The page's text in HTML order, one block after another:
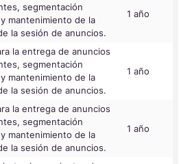
segmentación
mantenimiento de la
la sesión de anuncios.
1 año
la entrega de anuncios
segmentación
mantenimiento de la
la sesión de anuncios.
1 año
la entrega de anuncios
segmentación
mantenimiento de la
la sesión de anuncios.
1 año